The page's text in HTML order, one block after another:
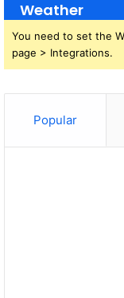
Weather
You need to set the
page > Integrations.
Popular